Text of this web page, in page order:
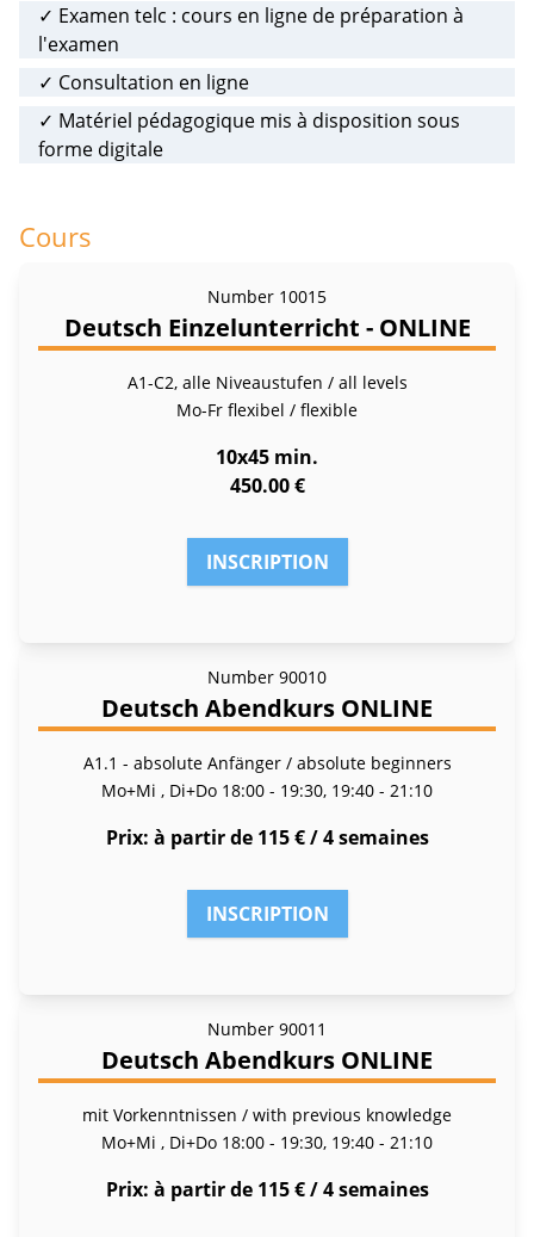
✓ Examen telc : cours en ligne de préparation à
l'examen
✓ Consultation en ligne
✓ Matériel pédagogique mis à disposition sous
forme digitale
Cours
Number 10015
Deutsch Einzelunterricht - ONLINE
A1-C2, alle Niveaustufen / all levels
Mo-Fr flexibel / flexible
10x45 min.
450.00 €
INSCRIPTION
Number 90010
Deutsch Abendkurs ONLINE
A1.1 - absolute Anfänger / absolute beginners
Mo+Mi , Di+Do 18:00 - 19:30, 19:40 - 21:10
Prix à partir de 115 € / 4 semaines
INSCRIPTION
Number 90011
Deutsch Abendkurs ONLINE
mit Vorkenntnissen / with previous knowledge
Mo+Mi , Di+Do 18:00 - 19:30, 19:40 - 21:10
Prix à partir de 115 € / 4 semaines